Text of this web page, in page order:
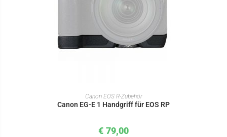
IN DEN WARENKORB
Canon EOS R-Zubehör
Canon EG-E 1 Handgriff für EOS RP
€ 79,00